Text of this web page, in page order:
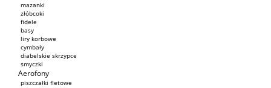
mazanki
złóbcoki
fidele
basy
liry korbowe
cymbały
diabelskie skrzypce
smyczki
Aerofony
piszczałki fletowe